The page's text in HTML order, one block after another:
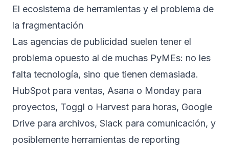
El ecosistema de herramientas y el problema de
la fragmentación
Las agencias de publicidad suelen tener el
problema opuesto al de muchas PyMEs: no les
falta tecnología, sino que tienen demasiada.
HubSpot para ventas, Asana o Monday para
proyectos, Toggl o Harvest para horas, Google
Drive para archivos, Slack para comunicación, y
posiblemente herramientas de reporting